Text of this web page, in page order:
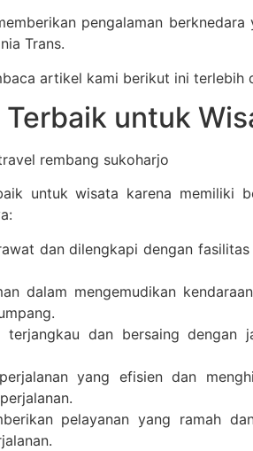
pengalaman
Trans.
artikel kami berikut ini terlebih
untuk
untuk wisata karena memiliki
dan dilengkapi dengan
dalam mengemudikan
dan bersaing dengan
yang efisien dan
pelayanan yang ramah